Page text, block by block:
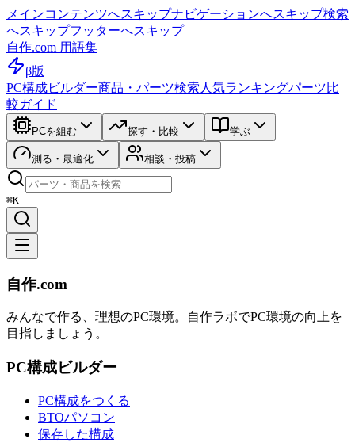
メインコンテンツへスキップナビゲーションへスキップ検索
へスキップフッターへスキップ
自作.com 用語集
β版
PC構成ビルダー商品・パーツ検索 人気ランキングパーツ比
較ガイド
PCを組む 探す・比較 学ぶ
測る・最適化 相談・投稿
⌘K
自作.com
みんなで作る、理想のPC環境。 自作ラボでPC環境の向上を
目指しましょう。
PC構成ビルダー
PC構成をつくる
BTOパソコン
保存した構成